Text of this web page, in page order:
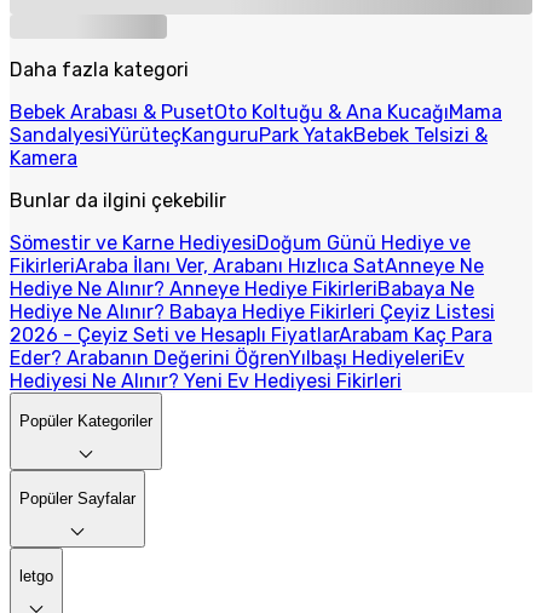
Daha fazla kategori
Bebek Arabası & PusetOto Koltuğu & Ana KucağıMama
SandalyesiYürüteçKanguruPark YatakBebek Telsizi &
Kamera
Bunlar da ilgini çekebilir
Sömestir ve Karne HediyesiDoğum Günü Hediye ve
FikirleriAraba İlanı Ver, Arabanı Hızlıca SatAnneye Ne
Hediye Ne Alınır? Anneye Hediye FikirleriBabaya Ne
Hediye Ne Alınır? Babaya Hediye Fikirleri Çeyiz Listesi
2026 - Çeyiz Seti ve Hesaplı FiyatlarArabam Kaç Para
Eder? Arabanın Değerini ÖğrenYılbaşı HediyeleriEv
Hediyesi Ne Alınır? Yeni Ev Hediyesi Fikirleri
Popüler Kategoriler
Popüler Sayfalar
letgo